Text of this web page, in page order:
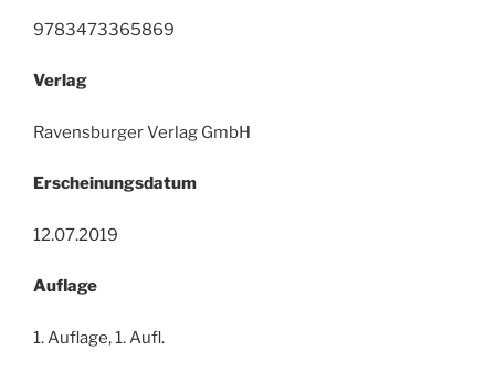
9783473365869
Verlag
Ravensburger Verlag GmbH
Erscheinungsdatum
12.07.2019
Auflage
1. Auflage, 1. Aufl.